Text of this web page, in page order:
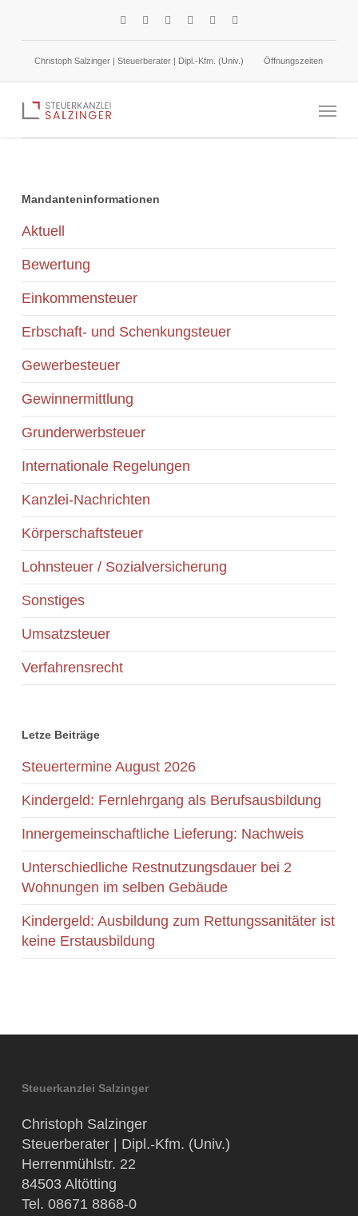
contentChristoph Salzinger | Steuerberater | Dipl.-Kfm. (Univ.) Öffnungszeiten
Menu
Mandanteninformationen
Aktuell
Bewertung
Einkommensteuer
Erbschaft- und Schenkungsteuer
Gewerbesteuer
Gewinnermittlung
Grunderwerbsteuer
Internationale Regelungen
Kanzlei-Nachrichten
Körperschaftsteuer
Lohnsteuer / Sozialversicherung
Sonstiges
Umsatzsteuer
Verfahrensrecht
Letze Beiträge
Steuertermine August 2026
Kindergeld: Fernlehrgang als Berufsausbildung
Innergemeinschaftliche Lieferung: Nachweis
Unterschiedliche Restnutzungsdauer bei 2
Wohnungen im selben Gebäude
Kindergeld: Ausbildung zum Rettungssanitäter ist
keine Erstausbildung
Steuerkanzlei Salzinger
Christoph Salzinger
Steuerberater | Dipl.-Kfm. (Univ.)
Herrenmühlstr. 22
84503 Altötting
Tel. 08671 8868-0